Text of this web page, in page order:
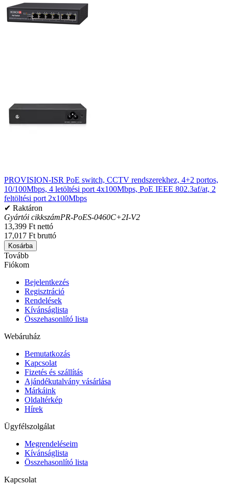
PROVISION-ISR PoE switch, CCTV rendszerekhez, 4+2 portos,
10/100Mbps, 4 letöltési port 4x100Mbps, PoE IEEE 802.3af/at, 2
feltöltési port 2x100Mbps
✔ Raktáron
Gyártói cikkszámPR-PoES-0460C+2I-V2
13,399 Ft nettó
17,017 Ft bruttó
Kosárba
Tovább
Fiókom
Bejelentkezés
Regisztráció
Rendelések
Kívánságlista
Összehasonlító lista
Webáruház
Bemutatkozás
Kapcsolat
Fizetés és szállítás
Ajándékutalvány vásárlása
Márkáink
Oldaltérkép
Hírek
Ügyfélszolgálat
Megrendeléseim
Kívánságlista
Összehasonlító lista
Kapcsolat